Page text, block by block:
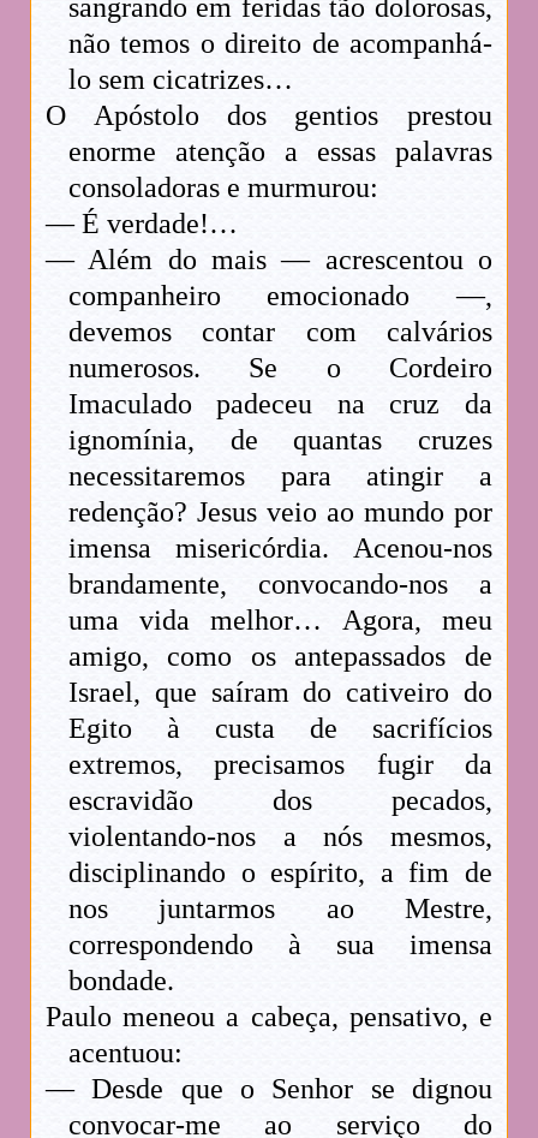
sangrando em feridas tão dolorosas,
não temos o direito de acompanhá-
lo sem cicatrizes…
O Apóstolo dos gentios prestou
enorme atenção a essas palavras
consoladoras e murmurou:
— É verdade!…
— Além do mais — acrescentou o
companheiro emocionado —,
devemos contar com calvários
numerosos. Se o Cordeiro
Imaculado padeceu na cruz da
ignomínia, de quantas cruzes
necessitaremos para atingir a
redenção? Jesus veio ao mundo por
imensa misericórdia. Acenou-nos
brandamente, convocando-nos a
uma vida melhor… Agora, meu
amigo, como os antepassados de
Israel, que saíram do cativeiro do
Egito à custa de sacrifícios
extremos, precisamos fugir da
escravidão dos pecados,
violentando-nos a nós mesmos,
disciplinando o espírito, a fim de
nos juntarmos ao Mestre,
correspondendo à sua imensa
bondade.
Paulo meneou a cabeça, pensativo, e
acentuou:
— Desde que o Senhor se dignou
convocar-me ao serviço do